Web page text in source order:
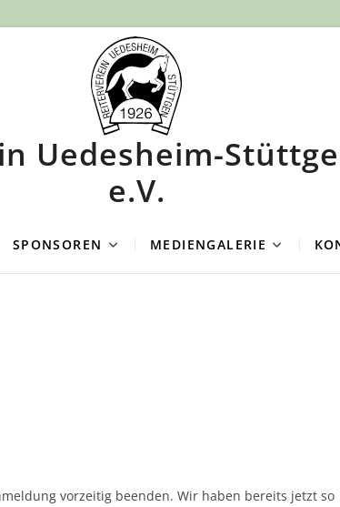
Uedesheim-
e.V.
SPONSOREN MEDIENGALERIE
vorzeitig beenden. Wir haben bereits jetzt so